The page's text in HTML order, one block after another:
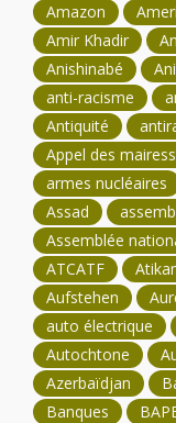
Amazon
Amir Khadir
Anishinabé
anti-racisme
Antiquité
Appel des
armes nucléaires
Assad
Assemblée
ATCATF
Aufstehen
auto électrique
Autochtone
Azerbaïdjan
Banques